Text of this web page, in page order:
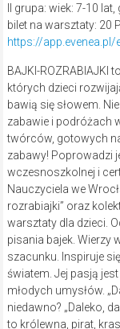
II grupa: wiek: 7-10
bilet na warsztaty: 20
https://
BAJKI-ROZRABIAJKI
których dzieci
bawią się słowem.
zabawie i podróżach
twórców, gotowych
zabawy! Poprowadzi
wczesnoszkolnej i
Nauczyciela we
rozrabiajki” oraz
warsztaty dla dzieci.
pisania bajek. Wierzy
szacunku. Inspiruje
światem. Jej pasją
młodych umysłów.
niedawno? „Daleko,
to królewna, pirat,